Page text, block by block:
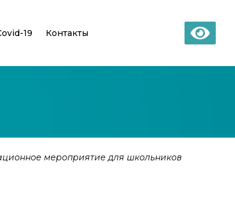
19 Контакты
мероприятие для школьников